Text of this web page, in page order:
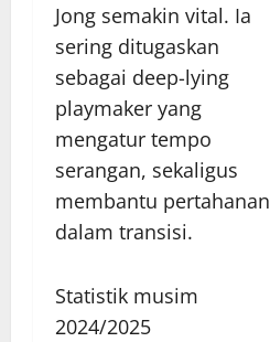
Jong semakin vital. Ia
sering ditugaskan
sebagai deep-lying
playmaker yang
mengatur tempo
serangan, sekaligus
membantu pertahanan
dalam transisi.
Statistik musim
2024/2025